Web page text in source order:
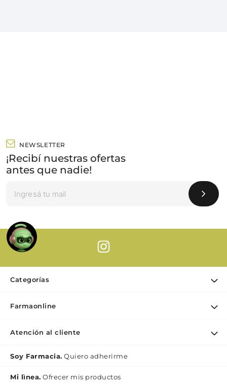
NEWSLETTER
¡Recibí nuestras ofertas
antes que nadie!
Categorías
Dermocosmética
Nutrición & Deporte
Bebé y maternidad
Farmaonline
Atención al cliente
Contacto
Soy Farmacia. Quiero adherirme
Mi lìnea. Ofrecer mis productos